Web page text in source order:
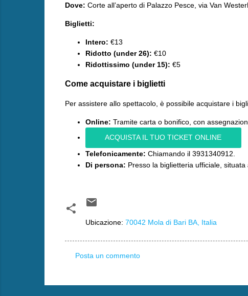
Dove: Corte all’aperto di Palazzo Pesce, via Van
Biglietti:
Intero: €13
Ridotto (under 26): €10
Ridottissimo (under 15): €5
​Come acquistare i biglietti
​Per assistere allo spettacolo, è possibile acquistare i
Online: Tramite carta o bonifico, con
ACQUISTA IL TUO TICKET ONLINE
Telefonicamente: Chiamando il 3931340912.
Di persona: Presso la biglietteria ufficiale,
Ubicazione: 70042 Mola di Bari BA, Italia
Posta un commento